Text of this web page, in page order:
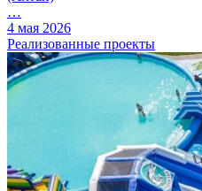
…
4 мая 2026
Реализованные проекты